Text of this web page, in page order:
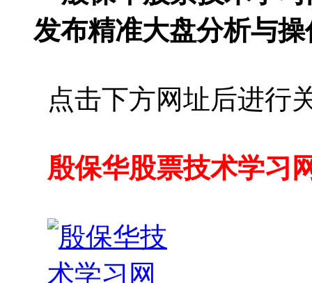
发布精准大盘分析与
点击下方网址后进行
殷保华股票技术学习